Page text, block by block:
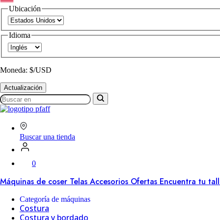
Ubicación
Idioma
Moneda: $/USD
Actualización
Buscar
en
SVP
Worldwide
Buscar una tienda
0
Máquinas de coser Telas Accesorios Ofertas Encuentra tu
Categoría de máquinas
Costura
Costura y bordado